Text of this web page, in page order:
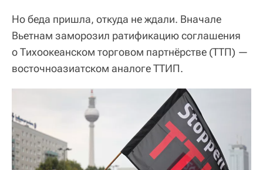
Но беда пришла, откуда не ждали. Вначале
Вьетнам заморозил ратификацию соглашения
о Тихоокеанском торговом партнёрстве (ТТП) —
восточноазиатском аналоге ТТИП.